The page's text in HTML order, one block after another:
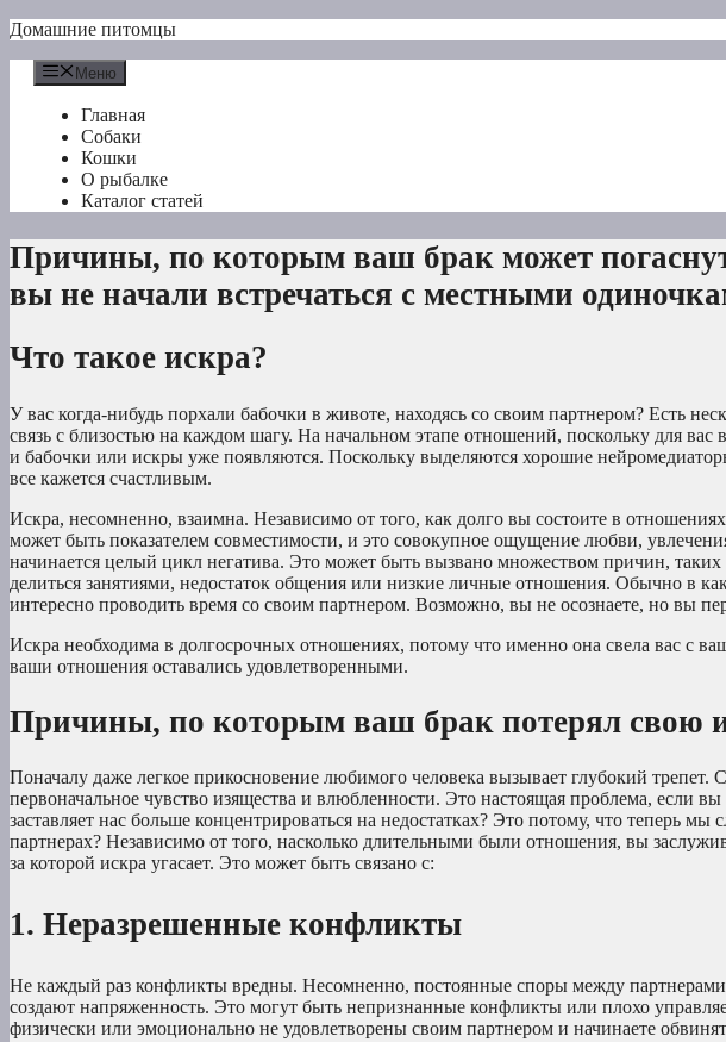
Перейти
содержимому
Домашние питомцы
Меню
Главная
Собаки
Кошки
О рыбалке
Каталог статей
Причины, по которым ваш брак может
вы не начали встречаться с местными
Что такое искра?
У вас когда-нибудь порхали бабочки в животе, находясь со своим партнером? Есть
связь с близостью на каждом шагу. На начальном этапе отношений, поскольку для
и бабочки или искры уже появляются. Поскольку выделяются хорошие
все кажется счастливым.
Искра, несомненно, взаимна. Независимо от того, как долго вы состоите в
может быть показателем совместимости, и это совокупное ощущение любви,
начинается целый цикл негатива. Это может быть вызвано множеством причин, таких
делиться занятиями, недостаток общения или низкие личные отношения. Обычно в
интересно проводить время со своим партнером. Возможно, вы не осознаете, но вы
Искра необходима в долгосрочных отношениях, потому что именно она свела вас с
ваши отношения оставались удовлетворенными.
Причины, по которым ваш брак потерял свою
Поначалу даже легкое прикосновение любимого человека вызывает глубокий трепет.
первоначальное чувство изящества и влюбленности. Это настоящая проблема, если вы
заставляет нас больше концентрироваться на недостатках? Это потому, что теперь
партнерах? Независимо от того, насколько длительными были отношения, вы
за которой искра угасает. Это может быть связано с:
1. Неразрешенные конфликты
Не каждый раз конфликты вредны. Несомненно, постоянные споры между
создают напряженность. Это могут быть непризнанные конфликты или плохо
физически или эмоционально не удовлетворены своим партнером и начинаете